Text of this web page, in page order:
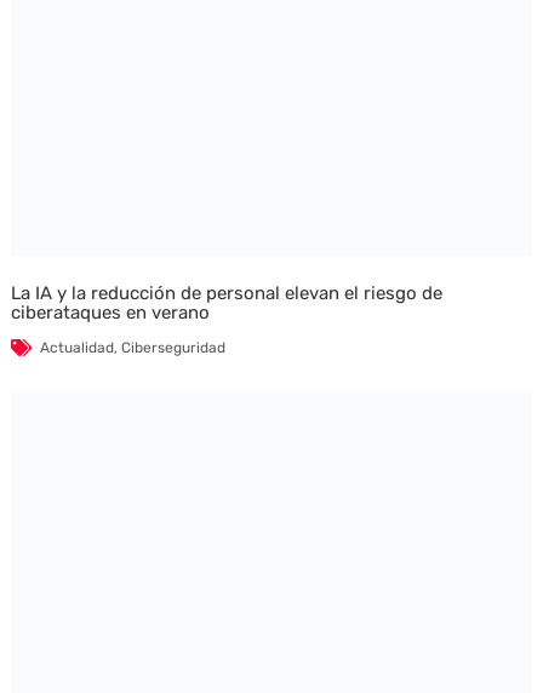
La IA y la reducción de personal elevan el riesgo de
ciberataques en verano
Actualidad, Ciberseguridad